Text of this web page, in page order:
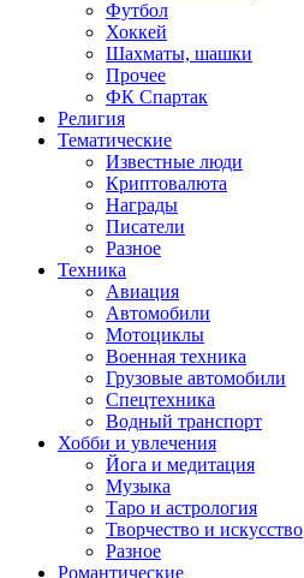
Футбол
Хоккей
Шахматы, шашки
Прочее
ФК Спартак
Религия
Тематические
Известные люди
Криптовалюта
Награды
Писатели
Разное
Техника
Авиация
Автомобили
Мотоциклы
Военная техника
Грузовые автомобили
Спецтехника
Водный транспорт
Хобби и увлечения
Йога и медитация
Музыка
Таро и астрология
Творчество и искусство
Разное
Романтические